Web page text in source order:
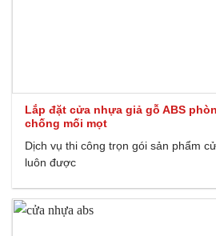
Lắp đặt cửa nhựa giả gỗ ABS
chống mối mọt
Dịch vụ thi công trọn gói sản phẩm
luôn được